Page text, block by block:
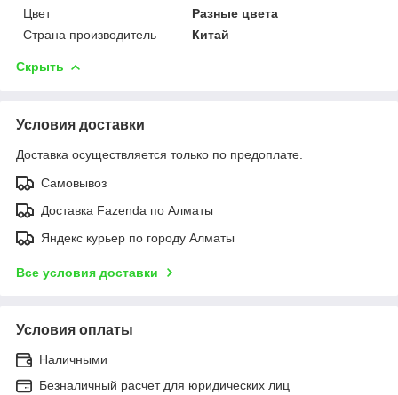
Цвет
Разные цвета
Страна производитель
Китай
Скрыть
Условия доставки
Доставка осуществляется только по предоплате.
Самовывоз
Доставка Fazenda по Алматы
Яндекс курьер по городу Алматы
Все условия доставки
Условия оплаты
Наличными
Безналичный расчет для юридических лиц